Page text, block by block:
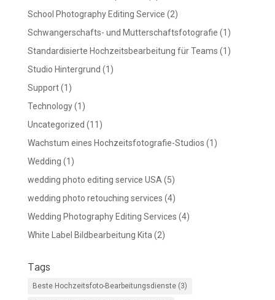
School Photography Editing Service (2)
Schwangerschafts- und Mutterschaftsfotografie (1)
Standardisierte Hochzeitsbearbeitung für Teams (1)
Studio Hintergrund (1)
Support(1)
Technology(1)
Uncategorized (11)
Wachstum eines Hochzeitsfotografie-Studios (1)
Wedding (1)
wedding photo editing service USA (5)
wedding photo retouching services (4)
Wedding Photography Editing Services (4)
White Label Bildbearbeitung Kita (2)
Tags
Beste Hochzeitsfoto-Bearbeitungsdienste(3)